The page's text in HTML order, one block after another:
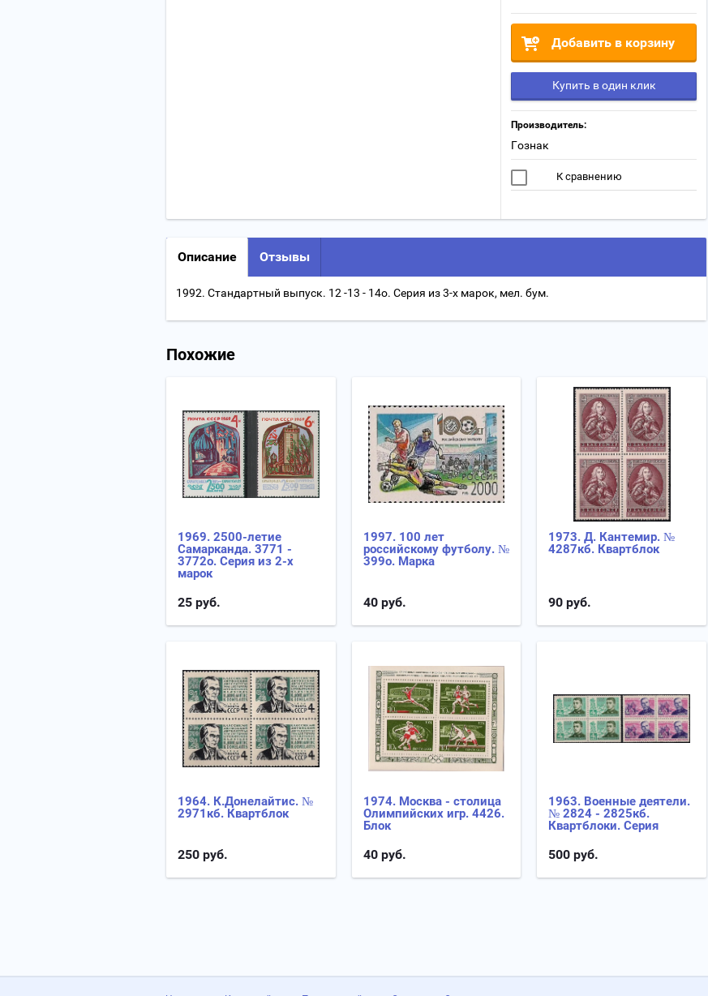
Добавить в корзину
Купить в один клик
Производитель:
Гознак
К сравнению
Описание Отзывы
1992. Стандартный выпуск. 12 -13 - 14о. Серия из 3-х марок, мел. бум.
Похожие
1969. 2500-летие
Самарканда. 3771 -
3772о. Серия из 2-х
марок
25 руб.
1997. 100 лет
российскому футболу. №
399о. Марка
40руб.
1973. Д. Кантемир. №
4287кб. Квартблок
90 руб.
1964. К.Донелайтис. №
2971кб. Квартблок
250 руб.
1974. Москва - столица
Олимпийских игр. 4426.
Блок
40руб.
1963. Военные деятели.
№ 2824 - 2825кб.
Квартблоки. Серия
500 руб.